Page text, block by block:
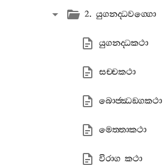
2. යුගනද‍්ධවග‍්ගො
යුගනද‍්ධකථා
සච‍්චකථා
බොජ‍්ඣඞ‍්ගකථා
මෙත‍්තාකථා
විරාග කථා